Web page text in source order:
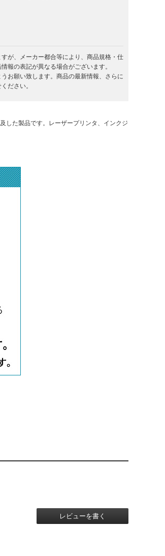
が、メーカー都合等により、商品規格・仕
報の表記が異なる場合がございます。
お願い致します。商品の最新情報、さらに
ださい。
した製品です。レーザープリンタ、インクジ
レビューを書く